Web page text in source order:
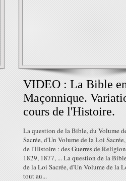
VIDEO : La Bible
Maçonnique.
cours de l'Histoire.
La question de la Bible, du Volume
Sacrée, d'Un Volume de la Loi
de l'Histoire : des Guerres de
1829, 1877, ... La question de la
de la Loi Sacrée, d'Un Volume de la
tout au...